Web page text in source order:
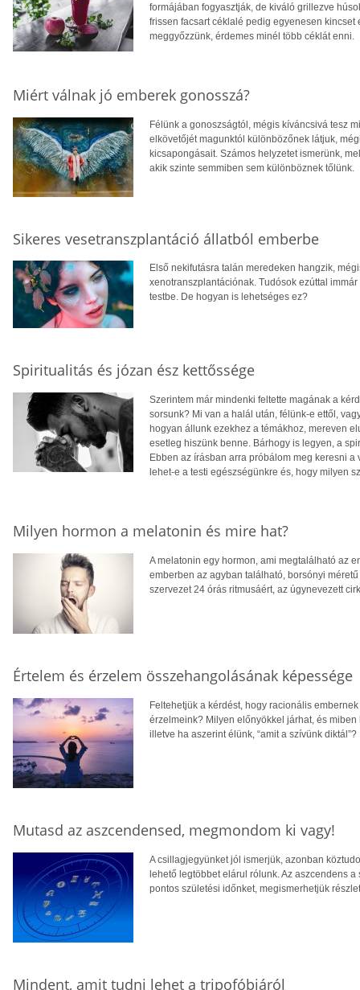
formájában fogyasztják, de kiváló grillezve
frissen facsart céklalé pedig egyenesen
meggyőzzünk, érdemes minél több céklát enni.
Miért válnak jó emberek gonosszá?
Félünk a gonoszságtól, mégis kíváncsivá tesz
elkövetőjét magunktól különbözőnek látjuk,
kicsapongásait. Számos helyzetet ismerünk,
akik szinte semmiben sem különböznek tőlünk.
Sikeres vesetranszplantáció állatból emberbe
Első nekifutásra talán meredeken hangzik,
xenotranszplantációnak. Tudósok ezúttal
testbe. De hogyan is lehetséges ez?
Spiritualitás és józan ész kettőssége
Szerintem már mindenki feltette magának a
sorsunk? Mi van a halál után, félünk-e ettől,
hogyan állunk ezekhez a témákhoz, mereven
esetleg hiszünk benne. Bárhogy is legyen, a
Ebben az írásban arra próbálom meg keresni
lehet-e a testi egészségünkre és, hogy milyen
Milyen hormon a melatonin és mire hat?
A melatonin egy hormon, ami megtalálható az
emberben az agyban található, borsónyi
szervezet 24 órás ritmusáért, az úgynevezett
Értelem és érzelem összehangolásának képessége
Feltehetjük a kérdést, hogy racionális
érzelmeink? Milyen előnyökkel járhat, és
illetve ha aszerint élünk, “amit a szívünk diktál”?
Mutasd az aszcendensed, megmondom ki vagy!
A csillagjegyünket jól ismerjük, azonban
lehető legtöbbet elárul rólunk. Az aszcendens
pontos születési időnket, megismerhetjük
Mindent, amit tudni lehet a tripofóbiáról